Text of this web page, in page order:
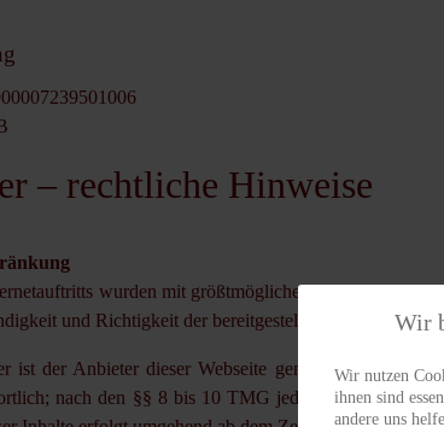
– rechtliche Hinweise
wurden mit größtmöglicher Sorgfalt und
und Richtigkeit der bereitgestellten Seiten und
ist der Anbieter dieser Webseite gemäß § 7 Abs. 1
nach den §§ 8 bis 10 TMG jedoch nicht
Wir
Wir nutzen
ihnen sind
andere uns